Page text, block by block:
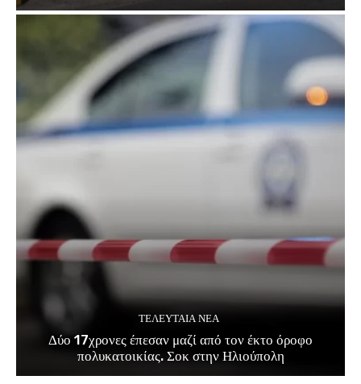
ΤΕΛΕΥΤΑΊΑ ΝΈΑ
Δύο 17χρονες έπεσαν μαζί από τον έκτο όροφο
πολυκατοικίας. Σοκ στην Ηλιούπολη